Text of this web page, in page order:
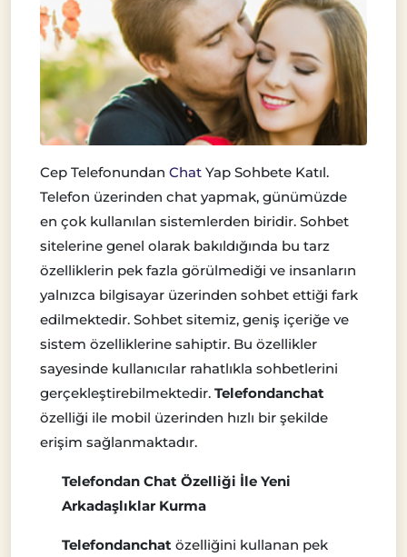
Cep Telefonundan Chat Yap Sohbete Katıl.
Telefon üzerinden chat yapmak, günümüzde
en çok kullanılan sistemlerden biridir. Sohbet
sitelerine genel olarak bakıldığında bu tarz
özelliklerin pek fazla görülmediği ve insanların
yalnızca bilgisayar üzerinden sohbet ettiği fark
edilmektedir. Sohbet sitemiz, geniş içeriğe ve
sistem özelliklerine sahiptir. Bu özellikler
sayesinde kullanıcılar rahatlıkla sohbetlerini
gerçekleştirebilmektedir. Telefondanchat
özelliği ile mobil üzerinden hızlı bir şekilde
erişim sağlanmaktadır.
Telefondan Chat Özelliği İle Yeni
Arkadaşlıklar Kurma
Telefondanchat özelliğini kullanan pek